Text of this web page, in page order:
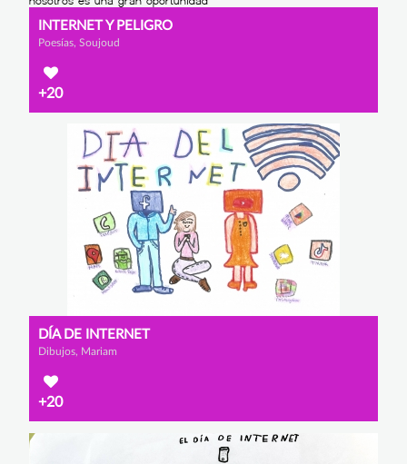
INTERNET Y PELIGRO
Poesías, Soujoud
+20
DÍA DE INTERNET
Dibujos, Mariam
+20